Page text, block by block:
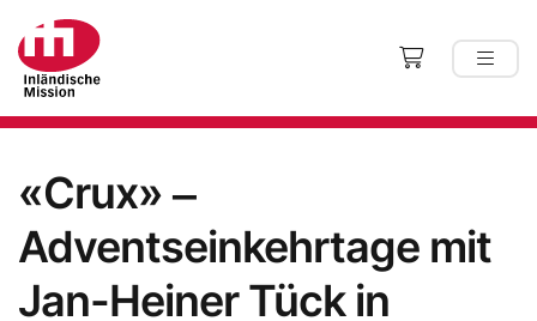
«Crux» ‒
Adventseinkehrtage mit
Jan-Heiner Tück in